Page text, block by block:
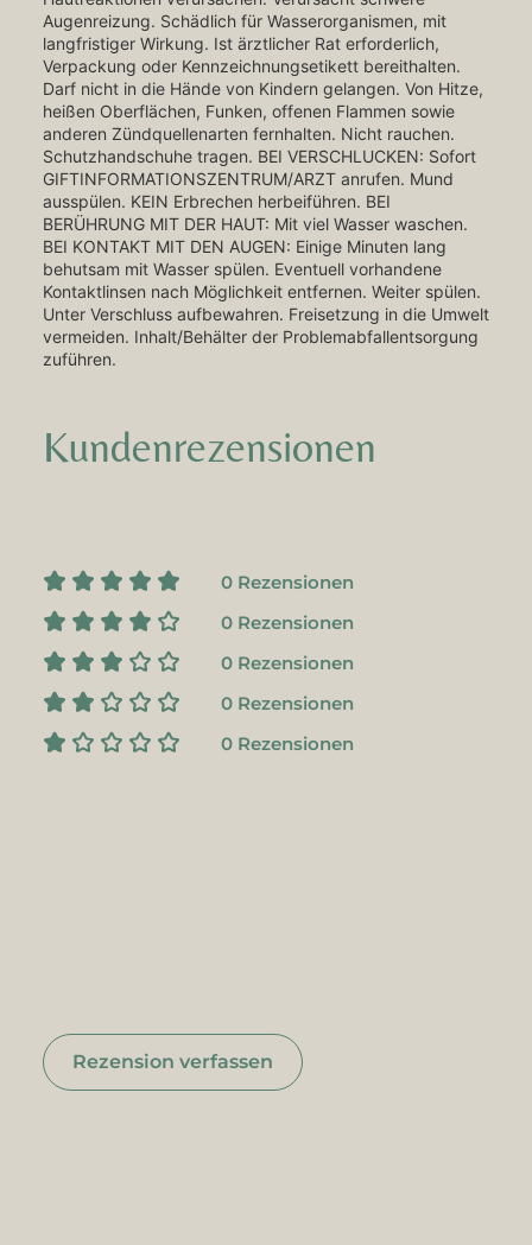
Augenreizung. Schädlich für Wasserorganismen, mit
langfristiger Wirkung. Ist ärztlicher Rat erforderlich,
Verpackung oder Kennzeichnungsetikett bereithalten.
Darf nicht in die Hände von Kindern gelangen. Von Hitze,
heißen Oberflächen, Funken, offenen Flammen sowie
anderen Zündquellenarten fernhalten. Nicht rauchen.
Schutzhandschuhe tragen. BEI VERSCHLUCKEN: Sofort
GIFTINFORMATIONSZENTRUM/ARZT anrufen. Mund
ausspülen. KEIN Erbrechen herbeiführen. BEI
BERÜHRUNG MIT DER HAUT: Mit viel Wasser waschen.
BEI KONTAKT MIT DEN AUGEN: Einige Minuten lang
behutsam mit Wasser spülen. Eventuell vorhandene
Kontaktlinsen nach Möglichkeit entfernen. Weiter spülen.
Unter Verschluss aufbewahren. Freisetzung in die Umwelt
vermeiden. Inhalt/Behälter der Problemabfallentsorgung
zuführen.
Kundenrezensionen
0 Rezensionen
0 Rezensionen
0 Rezensionen
0 Rezensionen
0 Rezensionen
Rezension verfassen